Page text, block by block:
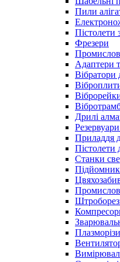
Пили
Пістолети
Фрезери
Адаптери
Вібратори
Дрилі
Приладдя
Пістолети
Станки
Плазморізи